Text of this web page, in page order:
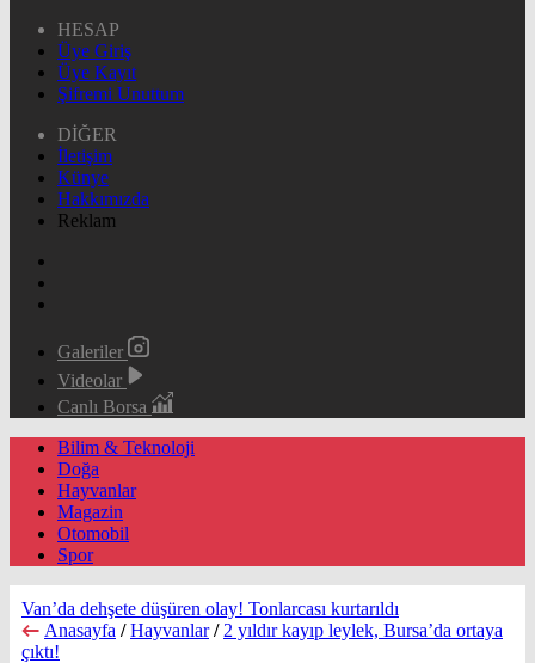
HESAP
Üye Giriş
Üye Kayıt
Şifremi Unuttum
DİĞER
İletişim
Künye
Hakkımızda
Reklam
Galeriler
Videolar
Canlı Borsa
Bilim & Teknoloji
Doğa
Hayvanlar
Magazin
Otomobil
Spor
Van’da dehşete düşüren olay! Tonlarcası kurtarıldı
Anasayfa / Hayvanlar / 2 yıldır kayıp leylek, Bursa’da ortaya
çıktı!